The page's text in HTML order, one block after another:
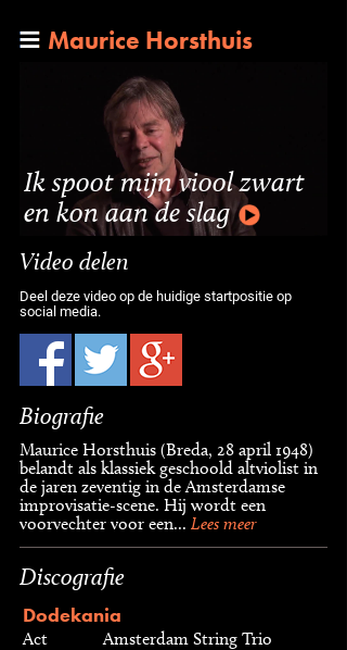
Maurice Horsthuis
Ik spoot mijn viool zwart
en kon aan de slag
Video delen
Deel deze video op de huidige startpositie op
social media.
Biografie
Maurice Horsthuis (Breda, 28 april 1948)
belandt als klassiek geschoold altviolist in
de jaren zeventig in de Amsterdamse
improvisatie-scene. Hij wordt een
voorvechter voor een... Lees meer
Discografie
Dodekania
Act
Amsterdam String Trio